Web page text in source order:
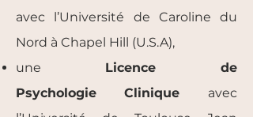
avec l’Université de Caroline du
Nord à Chapel Hill (U.S.A),
une Licence de
Psychologie
Clinique avec